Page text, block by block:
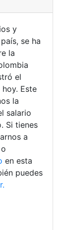
y
se ha
la
el
Este
la
salario
Si tienes
a
en esta
puedes